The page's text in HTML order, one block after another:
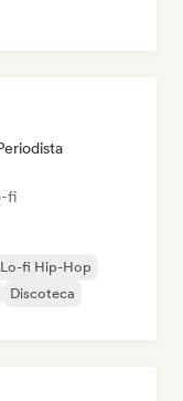
fi
fi Hip-Hop
Discoteca